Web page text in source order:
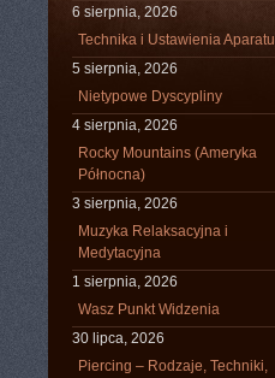
6 sierpnia, 2026
Technika i Ustawienia Aparatu
5 sierpnia, 2026
Nietypowe Dyscypliny
4 sierpnia, 2026
Rocky Mountains (Ameryka
Północna)
3 sierpnia, 2026
Muzyka Relaksacyjna i
Medytacyjna
1 sierpnia, 2026
Wasz Punkt Widzenia
30 lipca, 2026
Piercing – Rodzaje, Techniki,